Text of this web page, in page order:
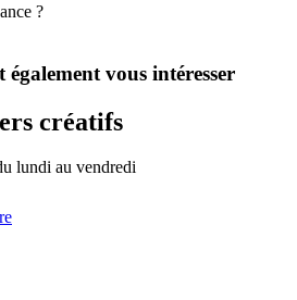
?
vous intéresser
créatifs
lundi au vendredi